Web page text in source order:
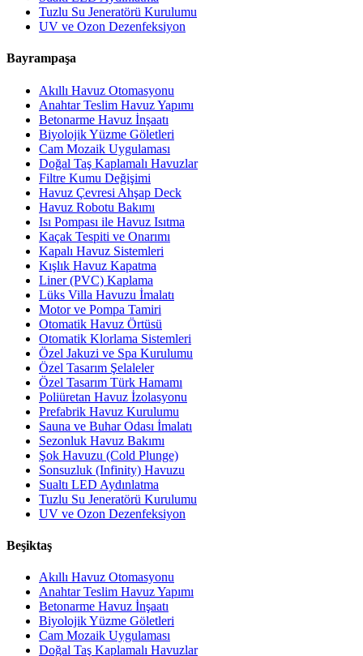
Tuzlu Su Jeneratörü Kurulumu
UV ve Ozon Dezenfeksiyon
Bayrampaşa
Akıllı Havuz Otomasyonu
Anahtar Teslim Havuz Yapımı
Betonarme Havuz İnşaatı
Biyolojik Yüzme Göletleri
Cam Mozaik Uygulaması
Doğal Taş Kaplamalı Havuzlar
Filtre Kumu Değişimi
Havuz Çevresi Ahşap Deck
Havuz Robotu Bakımı
Isı Pompası ile Havuz Isıtma
Kaçak Tespiti ve Onarımı
Kapalı Havuz Sistemleri
Kışlık Havuz Kapatma
Liner (PVC) Kaplama
Lüks Villa Havuzu İmalatı
Motor ve Pompa Tamiri
Otomatik Havuz Örtüsü
Otomatik Klorlama Sistemleri
Özel Jakuzi ve Spa Kurulumu
Özel Tasarım Şelaleler
Özel Tasarım Türk Hamamı
Poliüretan Havuz İzolasyonu
Prefabrik Havuz Kurulumu
Sauna ve Buhar Odası İmalatı
Sezonluk Havuz Bakımı
Şok Havuzu (Cold Plunge)
Sonsuzluk (Infinity) Havuzu
Sualtı LED Aydınlatma
Tuzlu Su Jeneratörü Kurulumu
UV ve Ozon Dezenfeksiyon
Beşiktaş
Akıllı Havuz Otomasyonu
Anahtar Teslim Havuz Yapımı
Betonarme Havuz İnşaatı
Biyolojik Yüzme Göletleri
Cam Mozaik Uygulaması
Doğal Taş Kaplamalı Havuzlar